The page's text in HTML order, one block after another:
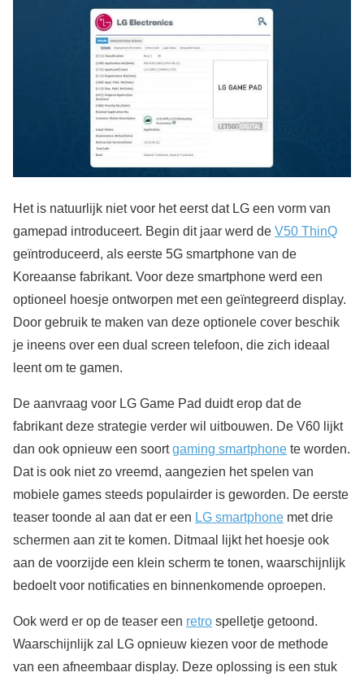
Het is natuurlijk niet voor het eerst dat LG een vorm van
gamepad introduceert. Begin dit jaar werd de V50 ThinQ
geïntroduceerd, als eerste 5G smartphone van de
Koreaanse fabrikant. Voor deze smartphone werd een
optioneel hoesje ontworpen met een geïntegreerd display.
Door gebruik te maken van deze optionele cover beschik
je ineens over een dual screen telefoon, die zich ideaal
leent om te gamen.
De aanvraag voor LG Game Pad duidt erop dat de
fabrikant deze strategie verder wil uitbouwen. De V60 lijkt
dan ook opnieuw een soortgaming smartphone te worden.
Dat is ook niet zo vreemd, aangezien het spelen van
mobiele games steeds populairder is geworden. De eerste
teaser toonde al aan dat er een LG smartphone met drie
schermen aan zit te komen. Ditmaal lijkt het hoesje ook
aan de voorzijde een klein scherm te tonen, waarschijnlijk
bedoelt voor notificaties en binnenkomende oproepen.
Ook werd er op de teaser een retro spelletje getoond.
Waarschijnlijk zal LG opnieuw kiezen voor de methode
van een afneembaar display. Deze oplossing is een stuk